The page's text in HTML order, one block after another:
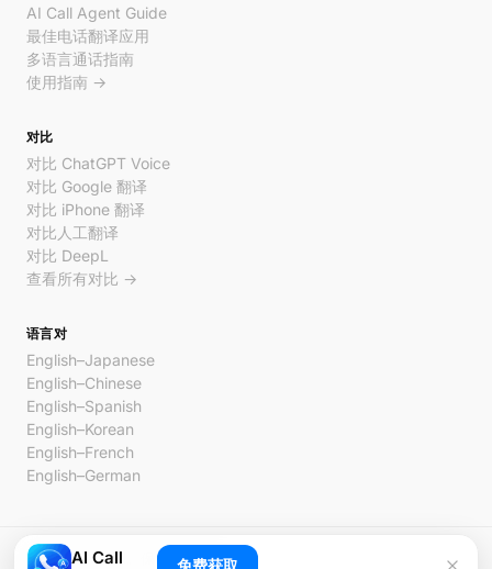
AI Call Agent Guide
最佳电话翻译应用
多语言通话指南
使用指南 →
对比
对比 ChatGPT Voice
对比 Google 翻译
对比 iPhone 翻译
对比人工翻译
对比 DeepL
查看所有对比 →
语言对
English–Japanese
English–Chinese
English–Spanish
English–Korean
English–French
English–German
© 2026 AI Call。保留所有权利。
AI Call 免费获取